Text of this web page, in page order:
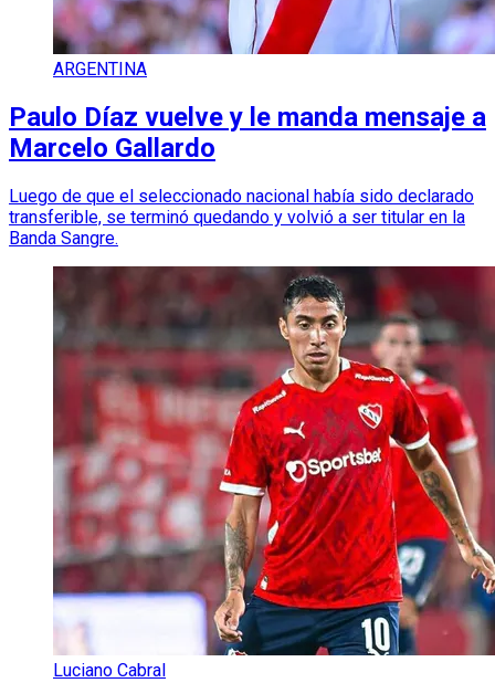
ARGENTINA
Paulo Díaz vuelve y le manda mensaje a
Marcelo Gallardo
Luego de que el seleccionado nacional había sido declarado
transferible, se terminó quedando y volvió a ser titular en la
Banda Sangre.
Luciano Cabral